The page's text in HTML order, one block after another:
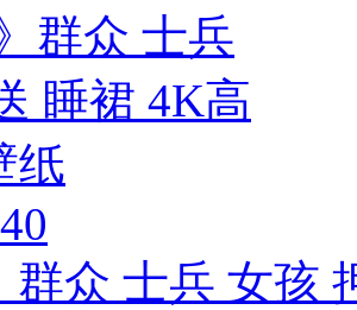
群众 士兵 女